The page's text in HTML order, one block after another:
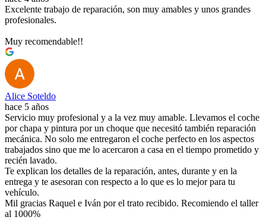
Excelente trabajo de reparación, son muy amables y unos grandes
profesionales.
Muy recomendable!!
Alice Soteldo
hace 5 años
Servicio muy profesional y a la vez muy amable. Llevamos el coche
por chapa y pintura por un choque que necesitó también reparación
mecánica. No solo me entregaron el coche perfecto en los aspectos
trabajados sino que me lo acercaron a casa en el tiempo prometido y
recién lavado.
Te explican los detalles de la reparación, antes, durante y en la
entrega y te asesoran con respecto a lo que es lo mejor para tu
vehículo.
Mil gracias Raquel e Iván por el trato recibido. Recomiendo el taller
al 1000%